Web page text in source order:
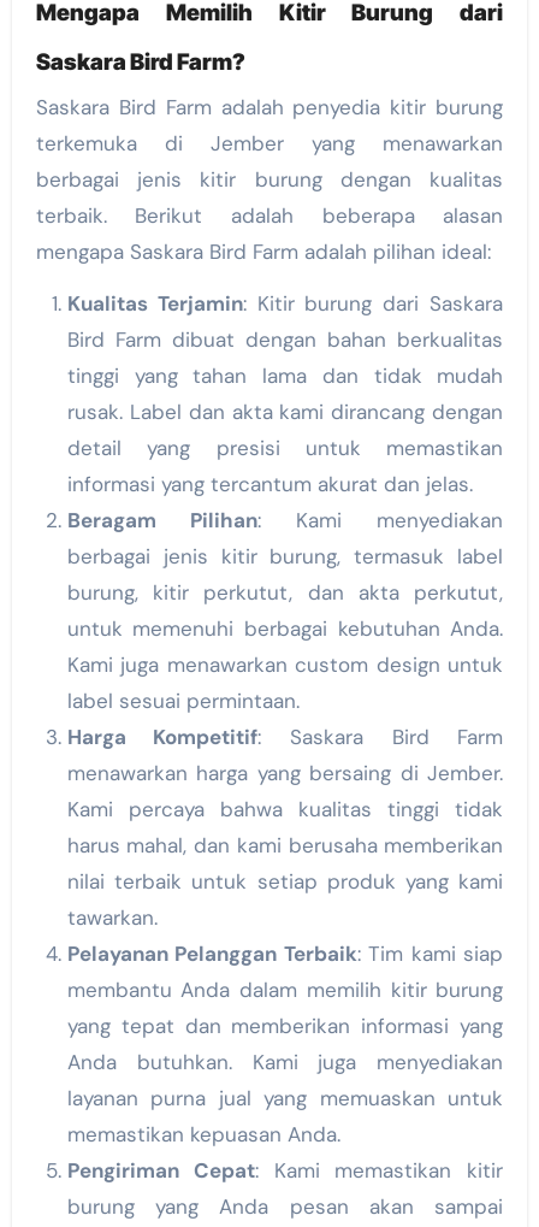
Mengapa Memilih Kitir Burung dari
Saskara Bird Farm?
Saskara Bird Farm adalah penyedia kitir burung
terkemuka di Jember yang menawarkan
berbagai jenis kitir burung dengan kualitas
terbaik. Berikut adalah beberapa alasan
mengapa Saskara Bird Farm adalah pilihan ideal:
Kualitas Terjamin: Kitir burung dari Saskara
Bird Farm dibuat dengan bahan berkualitas
tinggi yang tahan lama dan tidak mudah
rusak. Label dan akta kami dirancang dengan
detail yang presisi untuk memastikan
informasi yang tercantum akurat dan jelas.
Beragam Pilihan: Kami menyediakan
berbagai jenis kitir burung, termasuk label
burung, kitir perkutut, dan akta perkutut,
untuk memenuhi berbagai kebutuhan Anda.
Kami juga menawarkan custom design untuk
label sesuai permintaan.
Harga Kompetitif: Saskara Bird Farm
menawarkan harga yang bersaing di Jember.
Kami percaya bahwa kualitas tinggi tidak
harus mahal, dan kami berusaha memberikan
nilai terbaik untuk setiap produk yang kami
tawarkan.
Pelayanan Pelanggan Terbaik: Tim kami siap
membantu Anda dalam memilih kitir burung
yang tepat dan memberikan informasi yang
Anda butuhkan. Kami juga menyediakan
layanan purna jual yang memuaskan untuk
memastikan kepuasan Anda.
Pengiriman Cepat: Kami memastikan kitir
burung yang Anda pesan akan sampai